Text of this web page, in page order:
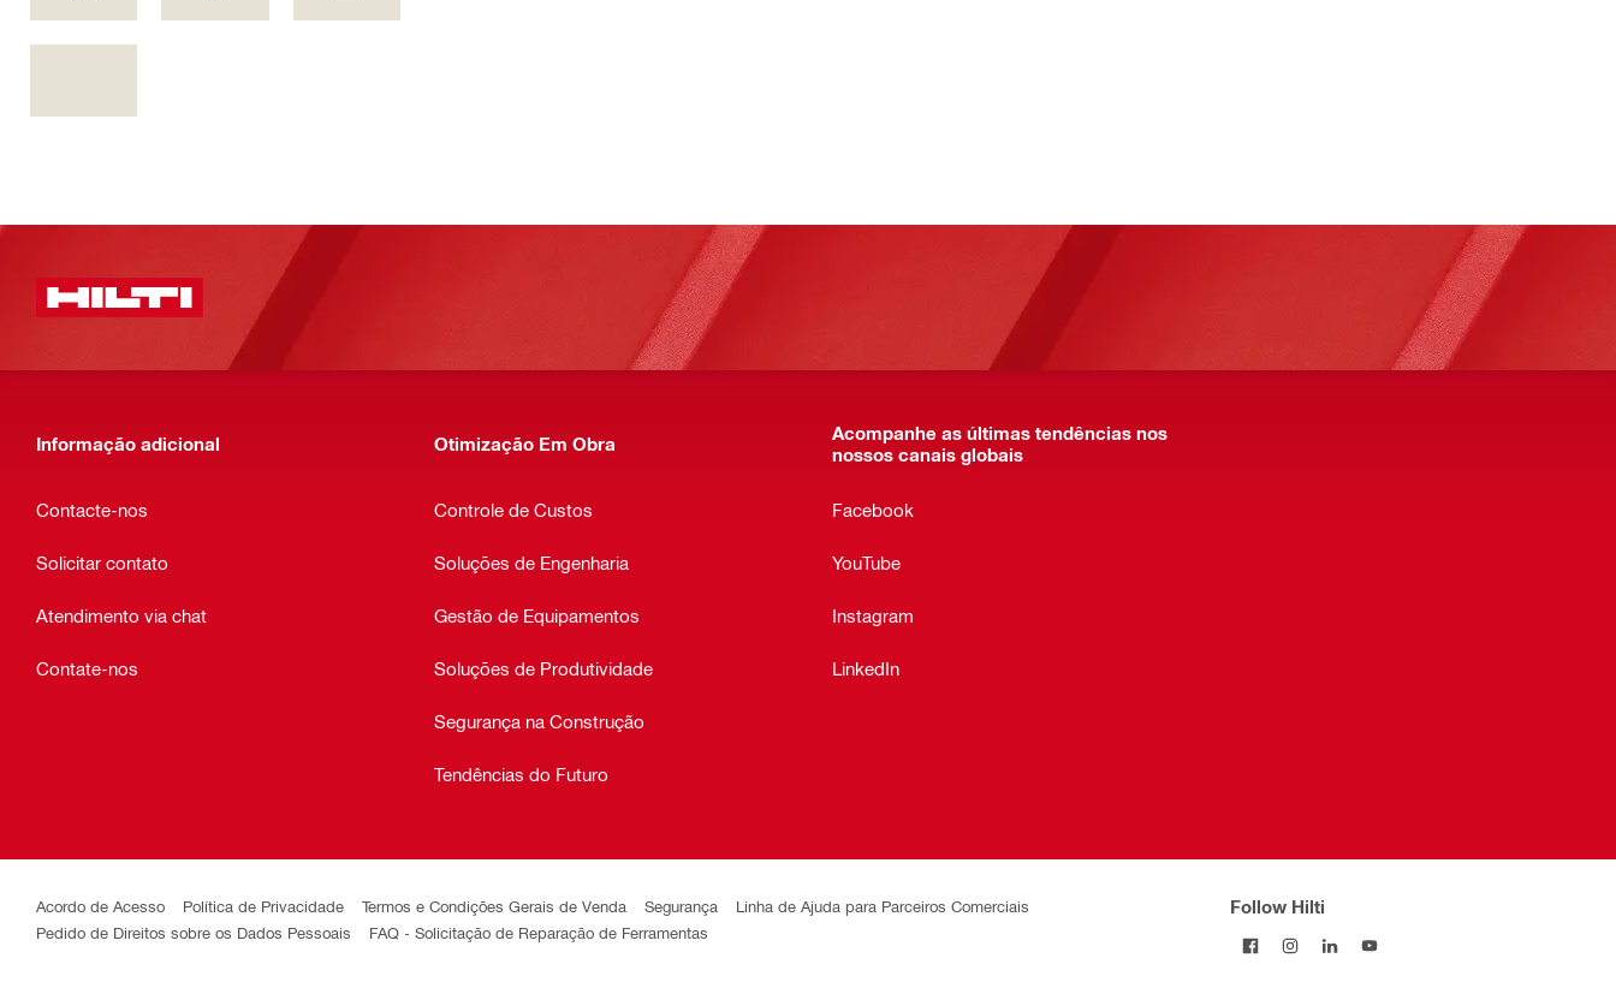
Informação adicional
Contacte-nos
Solicitar contato
Atendimento via chat
Contate-nos
Otimização Em Obra
Controle de Custos
Soluções de Engenharia
Gestão de Equipamentos
Soluções de Produtividade
Segurança na Construção
Tendências do Futuro
Acompanhe as últimas tendências nos
nossos canais globais
Facebook
YouTube
Instagram
LinkedIn
Acordo de Acesso Política de Privacidade Termos e Condições Gerais de Venda Segurança
Linha de Ajuda para Parceiros Comerciais
Pedido de Direitos sobre os Dados Pessoais
FAQ - Solicitação de Reparação de Ferramentas
Follow Hilti